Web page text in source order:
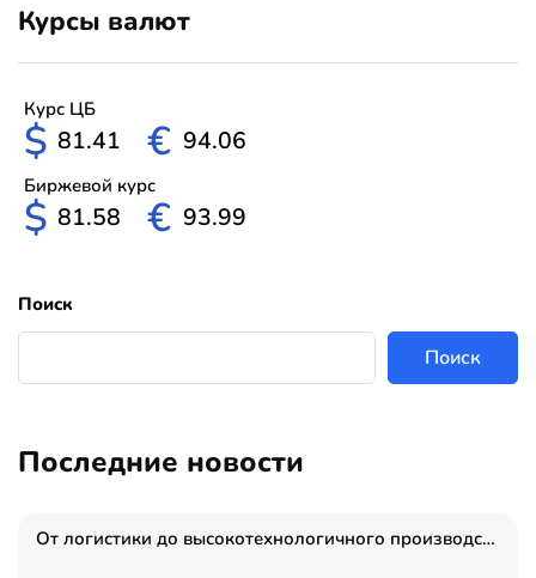
Курсы валют
Курс ЦБ
$ 81.41 € 94.06
Биржевой курс
$ 81.58 € 93.99
Поиск
Поиск
Последние новости
От логистики до высокотехнологичного производства: как основатель “гагаринга” выстраивает экосистему безопасности и гражданских БПЛА